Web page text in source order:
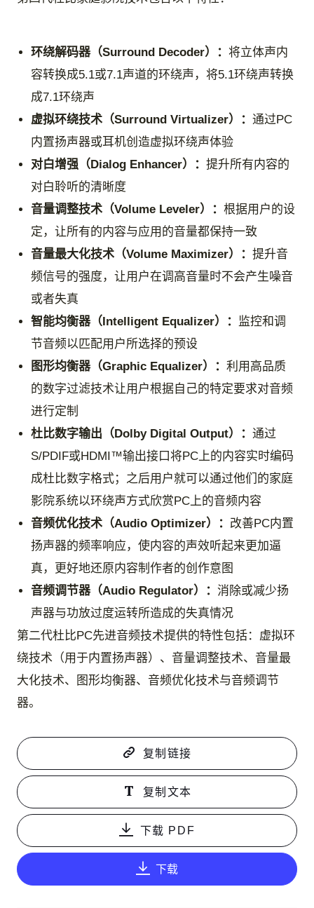
环绕解码器（Surround Decoder）： 将立体声内
容转换成5.1或7.1声道的环绕声，将5.1环绕声转换
成7.1环绕声
虚拟环绕技术（Surround Virtualizer）： 通过PC
内置扬声器或耳机创造虚拟环绕声体验
对白增强（Dialog Enhancer）： 提升所有内容的
对白聆听的清晰度
音量调整技术（Volume Leveler）： 根据用户的设
定，让所有的内容与应用的音量都保持一致
音量最大化技术（Volume Maximizer）： 提升音
频信号的强度，让用户在调高音量时不会产生噪音
或者失真
智能均衡器（Intelligent Equalizer）：
监控和调
节音频以匹配用户所选择的预设
图形均衡器（Graphic Equalizer）： 利用高品质
的数字过滤技术让用户根据自己的特定要求对音频
进行定制
杜比数字输出（Dolby Digital Output）： 通过
S/PDIF或HDMI™输出接口将PC上的内容实时编码
成杜比数字格式；之后用户就可以通过他们的家庭
影院系统以环绕声方式欣赏PC上的音频内容
音频优化技术（Audio Optimizer）： 改善PC内置
扬声器的频率响应，使内容的声效听起来更加逼
真，更好地还原内容制作者的创作意图
音频调节器（Audio Regulator）： 消除或减少扬
声器与功放过度运转所造成的失真情况
第二代杜比PC先进音频技术提供的特性包括：虚拟环
绕技术（用于内置扬声器）、音量调整技术、音量最
大化技术、图形均衡器、音频优化技术与音频调节
器。
复制链接
复制文本
下载 PDF
下载